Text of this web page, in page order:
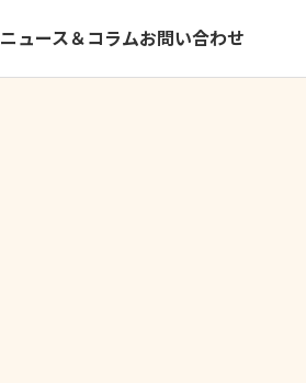
ニュース＆コラムお問い合わせ